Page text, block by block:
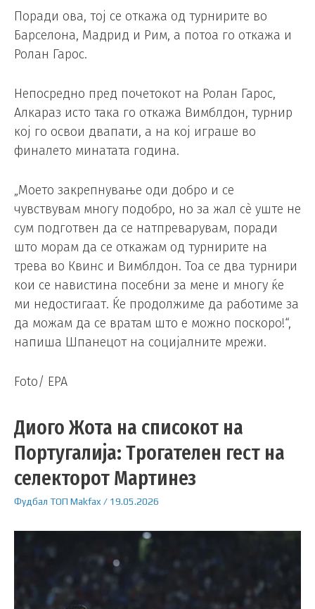
Поради ова, тој се откажа од турнирите во
Барселона, Мадрид и Рим, а потоа го откажа и
Ролан Гарос.
Непосредно пред почетокот на Ролан Гарос,
Алкараз исто така го откажа Вимблдон, турнир
кој го освои двапати, а на кој играше во
финалето минатата година.
„Моето закрепнување оди добро и се
чувствувам многу подобро, но за жал сè уште не
сум подготвен да се натпреварувам, поради
што морам да се откажам од турнирите на
трева во Квинс и Вимблдон. Тоа се два турнири
кои се навистина посебни за мене и многу ќе
ми недостигаат. Ќе продолжиме да работиме за
да можам да се вратам што е можно поскоро!“,
напиша Шпанецот на социјалните мрежи.
Foto/ EPA
Диого Жота на списокот на
Португалија: Трогателен гест на
селекторот Мартинез
Фудбал ТОП Makfax / 19.05.2026